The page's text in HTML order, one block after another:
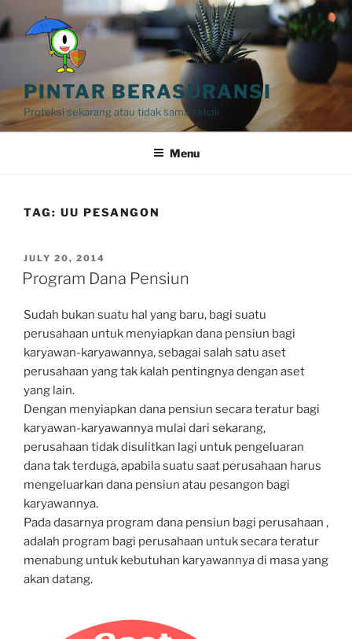
to
content
PINTAR BERASURANSI
Proteksi sekarang atau tidak sama sekali
Menu
TAG: UU PESANGON
POSTED
ON
JULY 20, 2014
Program Dana Pensiun
Sudah bukan suatu hal yang baru, bagi suatu
perusahaan untuk menyiapkan dana pensiun bagi
karyawan-karyawannya, sebagai salah satu aset
perusahaan yang tak kalah pentingnya dengan aset
yang lain.
Dengan menyiapkan dana pensiun secara teratur bagi
karyawan-karyawannya mulai dari sekarang,
perusahaan tidak disulitkan lagi untuk pengeluaran
dana tak terduga, apabila suatu saat perusahaan harus
mengeluarkan dana pensiun atau pesangon bagi
karyawannya.
Pada dasarnya program dana pensiun bagi perusahaan ,
adalah program bagi perusahaan untuk secara teratur
menabung untuk kebutuhan karyawannya di masa yang
akan datang.